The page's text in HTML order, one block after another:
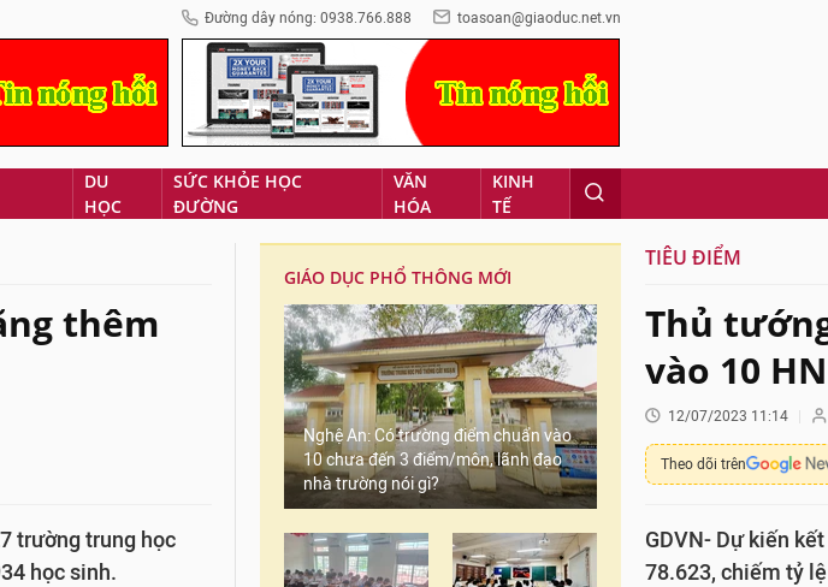
Đường dây nóng: 0938.766.888 toasoan@giaoduc.net.vn
DU
HỌC
SỨC KHỎE HỌC
ĐƯỜNG
VĂN
HÓA
KINH
TẾ
thêm
trường trung học
học sinh.
GIÁO DỤC PHỔ THÔNG MỚI
Nghệ An: Có trường điểm chuẩn vào
10 chưa đến 3 điểm/môn, lãnh đạo
nhà trường nói gì?
TIÊU ĐIỂM
Thủ
vào 10
12/07/2023 11:14
Theo dõi trên
GDVN- Dự kiến
78.623, chiếm tỷ